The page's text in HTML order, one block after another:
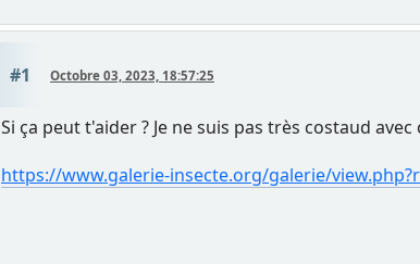
#1 Octobre 03, 2023, 18:57:25
Si ça peut t'aider ? Je ne suis pas très costaud avec
https://www.galerie-insecte.org/galerie/